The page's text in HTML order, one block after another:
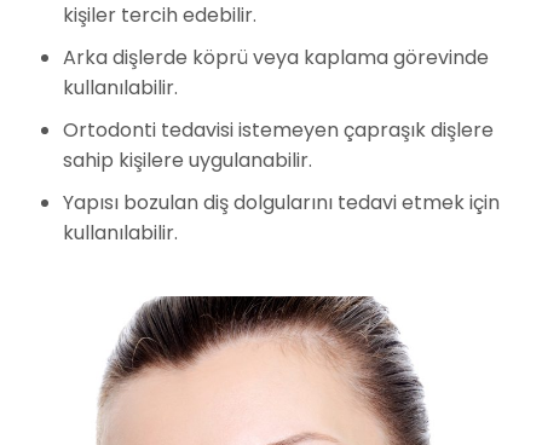
kişiler tercih edebilir.
Arka dişlerde köprü veya kaplama görevinde
kullanılabilir.
Ortodonti tedavisi istemeyen çapraşık dişlere
sahip kişilere uygulanabilir.
Yapısı bozulan diş dolgularını tedavi etmek için
kullanılabilir.